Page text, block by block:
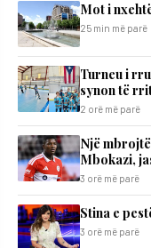
Mot i
25 min më parë
Turneu i
synon të
2 orë më parë
Një
Mbokazi,
3 orë më parë
Stina e
3 orë më parë